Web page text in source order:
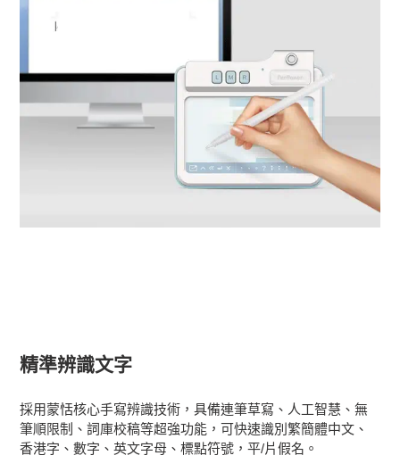
精準辨識文字
採用蒙恬核心手寫辨識技術，具備連筆草寫、人工智慧、無
筆順限制、詞庫校稿等超強功能，可快速識別繁簡體中文、
香港字、數字、英文字母、標點符號，平/片假名。